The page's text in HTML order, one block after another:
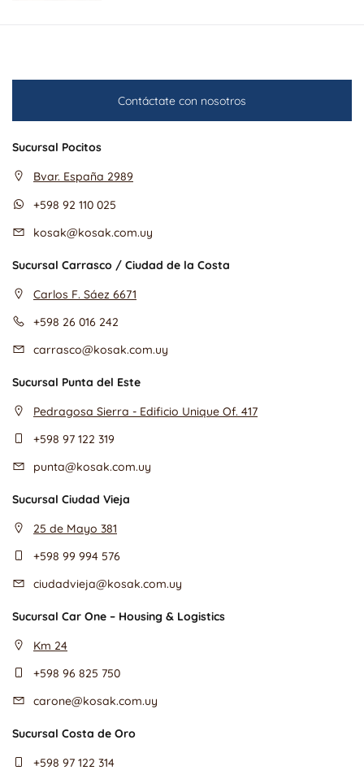
Contáctate con nosotros
Sucursal Pocitos
Bvar. España 2989
+598 92 110 025
kosak@kosak.com.uy
Sucursal Carrasco / Ciudad de la Costa
Carlos F. Sáez 6671
+598 26 016 242
carrasco@kosak.com.uy
Sucursal Punta del Este
Pedragosa Sierra - Edificio Unique Of. 417
+598 97 122 319
punta@kosak.com.uy
Sucursal Ciudad Vieja
25 de Mayo 381
+598 99 994 576
ciudadvieja@kosak.com.uy
Sucursal Car One – Housing & Logistics
Km 24
+598 96 825 750
carone@kosak.com.uy
Sucursal Costa de Oro
+598 97 122 314